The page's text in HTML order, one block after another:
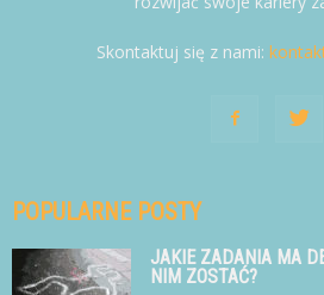
Skontaktuj się z nami:
POPULARNE POSTY
JAKIE ZADANIA MA
NIM ZOSTAĆ?